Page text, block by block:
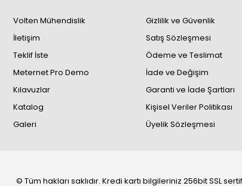
Volten Mühendislik
İletişim
Teklif İste
Meternet Pro Demo
Kılavuzlar
Katalog
Galeri
Gizlilik ve Güvenlik
Satış Sözleşmesi
Ödeme ve Teslimat
İade ve Değişim
Garanti ve İade Şartları
Kişisel Veriler Politikası
Üyelik Sözleşmesi
© Tüm hakları saklıdır. Kredi kartı bilgileriniz 256bit SSL